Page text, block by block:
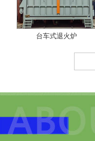
台车式退火炉